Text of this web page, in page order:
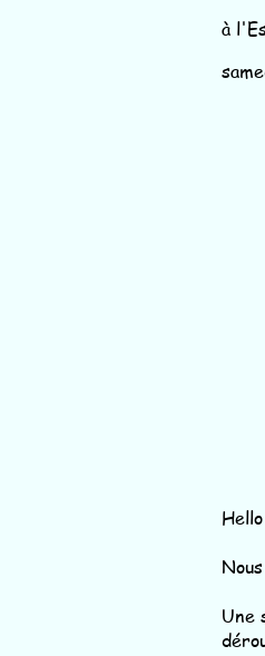
à
Une